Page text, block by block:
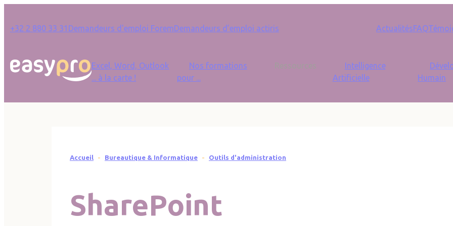
Main navigation
Excel, Word, Outlook
... à la carte !
Nos formations
pour ...
Intelligence
Artificielle
Humain
Quick Links
+32 2 880 33 31 Demandeurs d'emploi ForemDemandeurs d’emploi actiris ActualitésFAQ
Fil d'Ariane
Accueil Bureautique & Informatique Outils d'administration
SharePoint
Panneau de gestion des cookies